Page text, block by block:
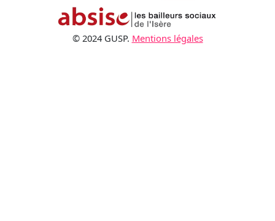
© 2024 GUSP. Mentions légales